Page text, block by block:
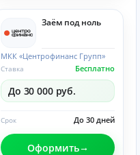
Заём под ноль
МКК «Центрофинанс Групп»
Бесплатно
Ставка
До 30 000 руб.
До 30 дней
Срок
Оформить